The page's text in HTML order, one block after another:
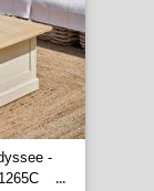
-
...